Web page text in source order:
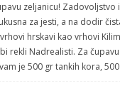
zeljanicu! Zadovoljstvo
za jesti, a na dodir
hrskavi kao vrhovi
rekli Nadrealisti. Za
je 500 gr tankih kora,